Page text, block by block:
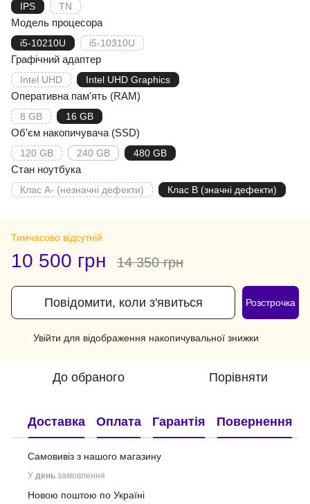
IPS TN
Модель процесора
i5-10210U i5-10310U
Графічний адаптер
Intel UHD Intel UHD Graphics
Оперативна пам'ять (RAM)
8 GB 16 GB
Об'єм накопичувача (SSD)
120 GB 240 GB 480 GB
Стан ноутбука
Клас A- (незначні дефекти) Клас B (значні дефекти)
Тимчасово відсутній
10 500 грн 14 350 грн
Повідомити, коли з'явиться Розстрочка
Увійти для відображення накопичувальної знижки
До обраного Порівняти
Доставка Оплата Гарантія Повернення
Самовивіз з нашого магазину
У день замовлення
Новою поштою по Україні